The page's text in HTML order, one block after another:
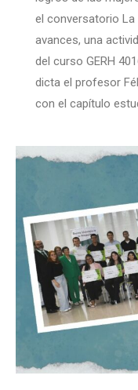
el conversatorio
avances, una
del curso GERH
dicta el profesor
con el capítulo